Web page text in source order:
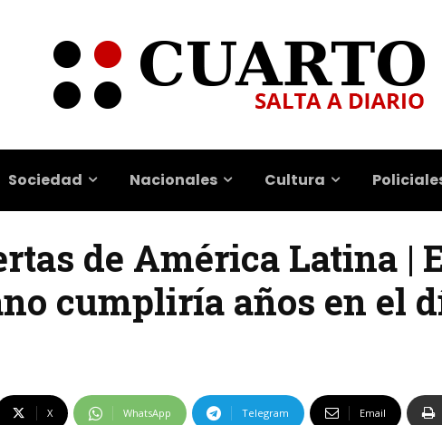
Sociedad Nacionales Cultura
de América Latina |
cumpliría años en el
X WhatsApp Telegram Email